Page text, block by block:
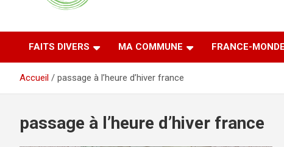
Presse 83
FAITS DIVERS MA COMMUNE FRANCE-MONDE
Accueil passage à l’heure d’hiver france
passage à l’heure d’hiver france